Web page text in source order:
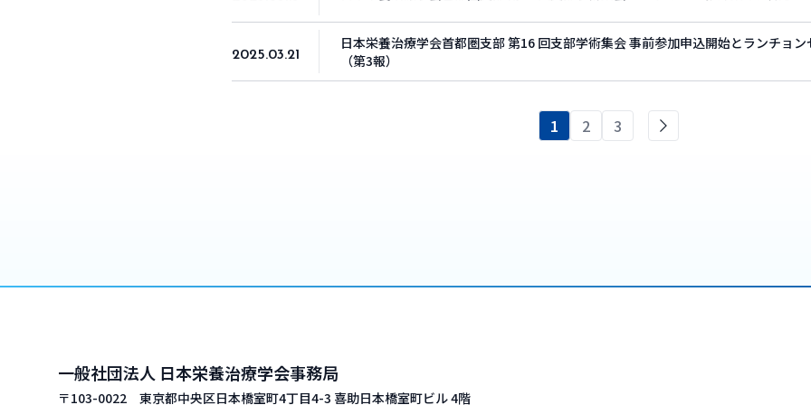
2025.03.21
日本栄養治療学会首都圏支部 第16 回支部学術集会 事前参加申込開始とランチョ
（第3報）
1 2 3
一般社団法人 日本栄養治療学会事務局
〒103-0022 東京都中央区日本橋室町4丁目4-3 喜助日本橋室町ビル 4階